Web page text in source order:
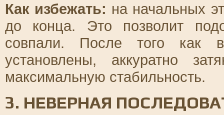
Как избежать: на начальных
до конца. Это позволит
совпали. После того как
установлены, аккуратно
максимальную стабильность.
3. НЕВЕРНАЯ